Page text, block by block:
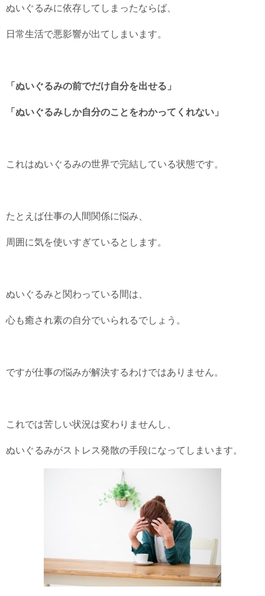
ぬいぐるみに依存してしまったならば、
日常生活で悪影響が出てしまいます。
「ぬいぐるみの前でだけ自分を出せる」
「ぬいぐるみしか自分のことをわかってくれない」
これはぬいぐるみの世界で完結している状態です。
たとえば仕事の人間関係に悩み、
周囲に気を使いすぎているとします。
ぬいぐるみと関わっている間は、
心も癒され素の自分でいられるでしょう。
ですが仕事の悩みが解決するわけではありません。
これでは苦しい状況は変わりませんし、
ぬいぐるみがストレス発散の手段になってしまいます。